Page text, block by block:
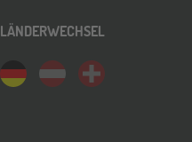
LÄNDERWECHSEL